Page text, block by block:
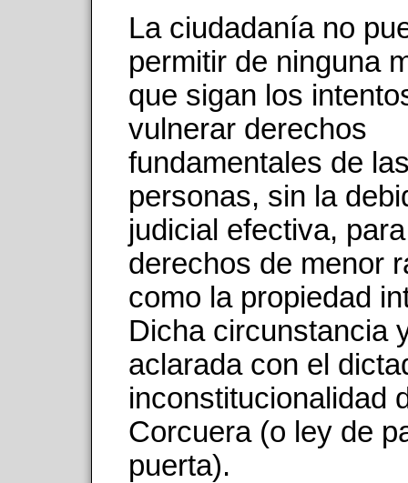
La ciudadanía no
permitir de ninguna
que sigan los
vulnerar derechos
fundamentales de
personas, sin la
judicial efectiva,
derechos de menor
como la propiedad
Dicha circunstancia
aclarada con el
inconstitucionalidad
Corcuera (o ley de
puerta).